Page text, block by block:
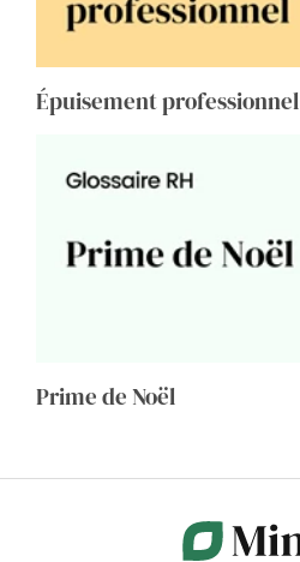
Épuisement professionnel
Prime de Noël